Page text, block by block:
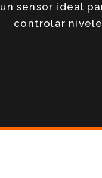
un sensor ideal
controlar